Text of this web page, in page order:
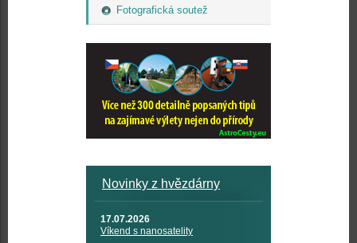
Fotografická soutež
Novinky z hvězdárny
17.07.2026
Víkend s nanosatelity